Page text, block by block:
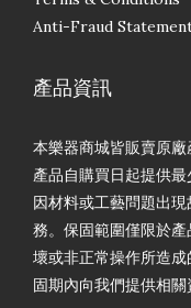
Anti-Fraud
產品資訊
本樂器商城皆販賣原
產品自購買日起提供
因材料或工藝問題出
務。保固範圍僅限於
壞或非正常操作所造
固期內向我們提供相關